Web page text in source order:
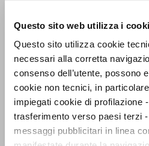
Questo sito web utilizza i
Questo sito utilizza cookie
necessari alla corretta
consenso dell’utente, possono
cookie non tecnici, in
impiegati cookie di profilazione
trasferimento verso paesi terzi
messaggi pubblicitari in linea